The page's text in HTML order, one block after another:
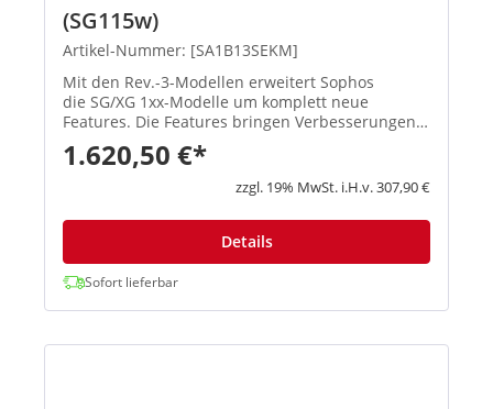
(SG115w)
Artikel-Nummer: [SA1B13SEKM]
Mit den Rev.-3-Modellen erweitert Sophos
die SG/XG 1xx-Modelle um komplett neue
Features. Die Features bringen Verbesserungen
in den Schwerpunktbereichen Konnektivität,
Flexibilität, Zuverlässigkeit und Performa...
1.620,50 €*
zzgl. 19% MwSt. i.H.v. 307,90 €
Details
Sofort lieferbar